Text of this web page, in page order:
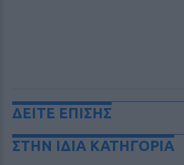
ΔΕΙΤΕ ΕΠΙΣΗΣ
ΣΤΗΝ ΙΔΙΑ ΚΑΤΗΓΟΡΙΑ